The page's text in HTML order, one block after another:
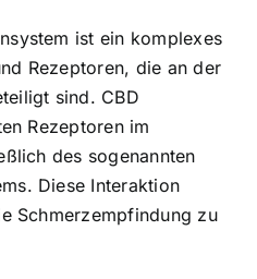
ist ein komplexes
Rezeptoren, die an der
sind. CBD
Rezeptoren im
des sogenannten
Diese Interaktion
Schmerzempfindung zu